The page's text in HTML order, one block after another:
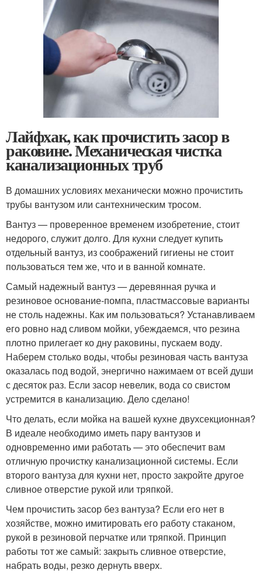
Лайфхак, как прочистить засор в
раковине. Механическая чистка
канализационных труб
В домашних условиях механически можно прочистить
трубы вантузом или сантехническим тросом.
Вантуз — проверенное временем изобретение, стоит
недорого, служит долго. Для кухни следует купить
отдельный вантуз, из соображений гигиены не стоит
пользоваться тем же, что и в ванной комнате.
Самый надежный вантуз — деревянная ручка и
резиновое основание-помпа, пластмассовые варианты
не столь надежны. Как им пользоваться? Устанавливаем
его ровно над сливом мойки, убеждаемся, что резина
плотно прилегает ко дну раковины, пускаем воду.
Наберем столько воды, чтобы резиновая часть вантуза
оказалась под водой, энергично нажимаем от всей души
с десяток раз. Если засор невелик, вода со свистом
устремится в канализацию. Дело сделано!
Что делать, если мойка на вашей кухне двухсекционная?
В идеале необходимо иметь пару вантузов и
одновременно ими работать — это обеспечит вам
отличную прочистку канализационной системы. Если
второго вантуза для кухни нет, просто закройте другое
сливное отверстие рукой или тряпкой.
Чем прочистить засор без вантуза? Если его нет в
хозяйстве, можно имитировать его работу стаканом,
рукой в резиновой перчатке или тряпкой. Принцип
работы тот же самый: закрыть сливное отверстие,
набрать воды, резко дернуть вверх.